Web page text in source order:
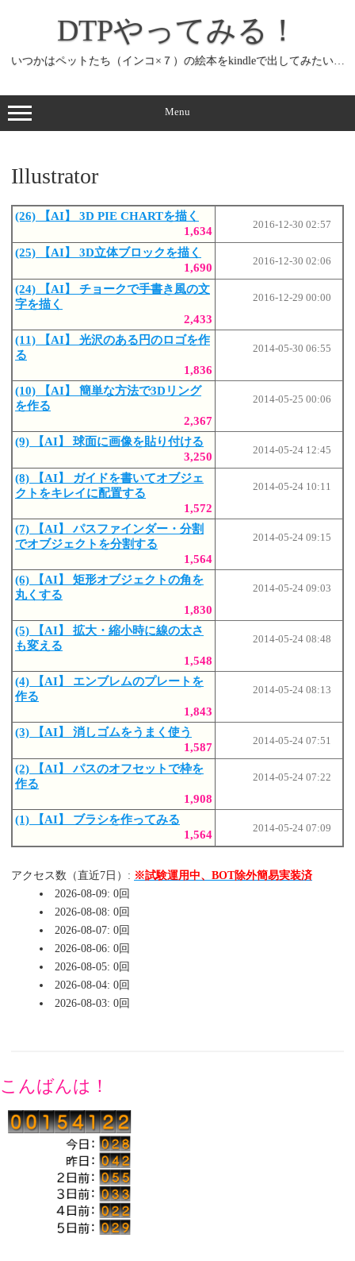
ッ
プ
DTPやってみる！
いつかはペットたち（インコ×７）の絵本をkindleで出してみたい…
Menu
Illustrator
(26) 【AI】 3D PIE CHARTを描く
1,634
2016-12-30 02:57
(25) 【AI】 3D立体ブロックを描く
1,690
2016-12-30 02:06
(24) 【AI】 チョークで手書き風の文
字を描く
2,433
2016-12-29 00:00
(11) 【AI】 光沢のある円のロゴを作
る
1,836
2014-05-30 06:55
(10) 【AI】 簡単な方法で3Dリング
を作る
2,367
2014-05-25 00:06
(9) 【AI】 球面に画像を貼り付ける
3,250
2014-05-24 12:45
(8) 【AI】 ガイドを書いてオブジェ
クトをキレイに配置する
1,572
2014-05-24 10:11
(7) 【AI】 パスファインダー・分割
でオブジェクトを分割する
1,564
2014-05-24 09:15
(6) 【AI】 矩形オブジェクトの角を
丸くする
1,830
2014-05-24 09:03
(5) 【AI】 拡大・縮小時に線の太さ
も変える
1,548
2014-05-24 08:48
(4) 【AI】 エンブレムのプレートを
作る
1,843
2014-05-24 08:13
(3) 【AI】 消しゴムをうまく使う
1,587
2014-05-24 07:51
(2) 【AI】 パスのオフセットで枠を
作る
1,908
2014-05-24 07:22
(1) 【AI】 ブラシを作ってみる
1,564
2014-05-24 07:09
アクセス数（直近7日）: ※試験運用中、BOT除外簡易実装済
2026-08-09: 0回
2026-08-08: 0回
2026-08-07: 0回
2026-08-06: 0回
2026-08-05: 0回
2026-08-04: 0回
2026-08-03: 0回
こんばんは！